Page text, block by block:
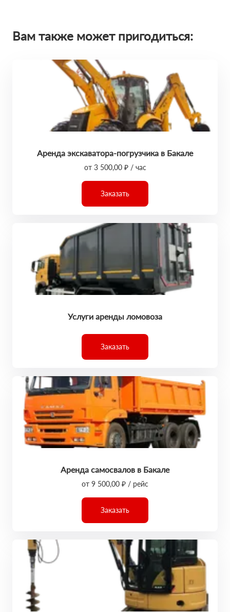
Вам также может пригодиться:
Аренда экскаватора-погрузчика в Бакале
от 3 500,00 ₽ / час
Заказать
Услуги аренды ломовоза
Заказать
Аренда самосвалов в Бакале
от 9 500,00 ₽ / рейс
Заказать